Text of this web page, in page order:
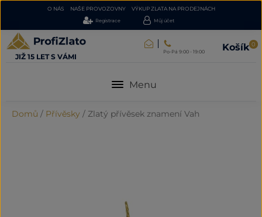
O NÁS NAŠE PROVOZOVNY VÝKUP ZLATA NA PRODEJNÁCH
Registrace Můj účet
JIŽ 15 LET S VÁMI
Po-Pá 9:00 - 19:00 Košík 0
Menu
Domů / Přívěsky / Zlatý přívěsek znamení Vah